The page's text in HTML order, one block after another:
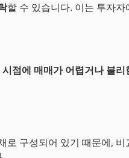
할 수 있습니다. 이는 투자자
시점에 매매가 어렵거나 불
로 구성되어 있기 때문에, 비